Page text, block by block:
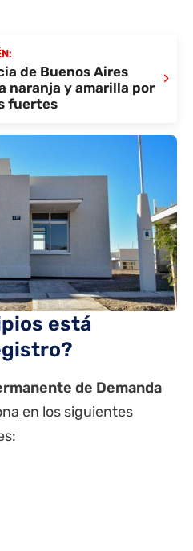
de Buenos Aires
naranja y amarilla por
fuertes
›
está
de Demanda
en los siguientes